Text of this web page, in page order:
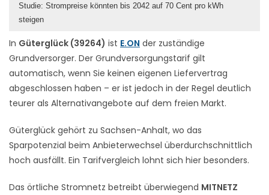
In Güterglück (39264) ist E.ON der zuständige
Grundversorger. Der Grundversorgungstarif gilt
automatisch, wenn Sie keinen eigenen Liefervertrag
abgeschlossen haben – er ist jedoch in der Regel deutlich
teurer als Alternativangebote auf dem freien Markt.
Güterglück gehört zu Sachsen-Anhalt, wo das
Sparpotenzial beim Anbieterwechsel überdurchschnittlich
hoch ausfällt. Ein Tarifvergleich lohnt sich hier besonders.
Das örtliche Stromnetz betreibt überwiegend MITNETZ
Studie: Strompreise könnten bis 2042 auf 70 Cent pro kWh
steigen